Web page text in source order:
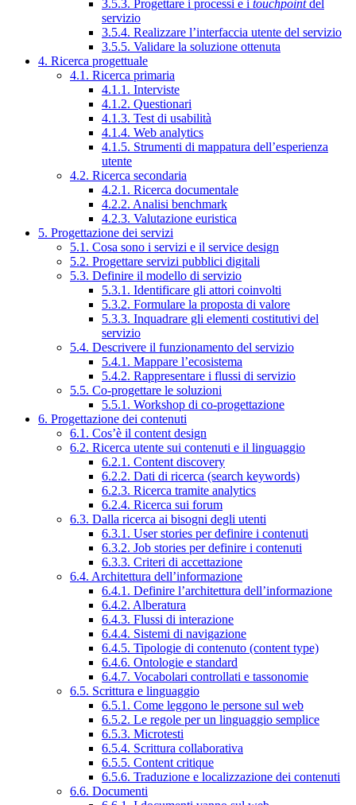
3.5.3. Progettare i processi e i touchpointdel
servizio
3.5.4. Realizzare l’interfaccia utente del servizio
3.5.5. Validare la soluzione ottenuta
4. Ricerca progettuale
4.1. Ricerca primaria
4.1.1. Interviste
4.1.2. Questionari
4.1.3. Test di usabilità
4.1.4. Web analytics
4.1.5. Strumenti di mappatura dell’esperienza
utente
4.2. Ricerca secondaria
4.2.1. Ricerca documentale
4.2.2. Analisi benchmark
4.2.3. Valutazione euristica
5. Progettazione dei servizi
5.1. Cosa sono i servizi e il service design
5.2. Progettare servizi pubblici digitali
5.3. Definire il modello di servizio
5.3.1. Identificare gli attori coinvolti
5.3.2. Formulare la proposta di valore
5.3.3. Inquadrare gli elementi costitutivi del
servizio
5.4. Descrivere il funzionamento del servizio
5.4.1. Mappare l’ecosistema
5.4.2. Rappresentare i flussi di servizio
5.5. Co-progettare le soluzioni
5.5.1. Workshop di co-progettazione
6. Progettazione dei contenuti
6.1. Cos’è il content design
6.2. Ricerca utente sui contenuti e il linguaggio
6.2.1. Content discovery
6.2.2. Dati di ricerca (search keywords)
6.2.3. Ricerca tramite analytics
6.2.4. Ricerca sui forum
6.3. Dalla ricerca ai bisogni degli utenti
6.3.1. User stories per definire i contenuti
6.3.2. Job stories per definire i contenuti
6.3.3. Criteri di accettazione
6.4. Architettura dell’informazione
6.4.1. Definire l’architettura dell’informazione
6.4.2. Alberatura
6.4.3. Flussi di interazione
6.4.4. Sistemi di navigazione
6.4.5. Tipologie di contenuto (content type)
6.4.6. Ontologie e standard
6.4.7. Vocabolari controllati e tassonomie
6.5. Scrittura e linguaggio
6.5.1. Come leggono le persone sul web
6.5.2. Le regole per un linguaggio semplice
6.5.3. Microtesti
6.5.4. Scrittura collaborativa
6.5.5. Content critique
6.5.6. Traduzione e localizzazione dei contenuti
6.6. Documenti